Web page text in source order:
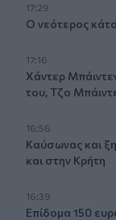
17:29
Ο νεότερος
17:16
Χάντερ
του, Τζο
16:56
Καύσωνας και
και στην Κρήτη
16:39
Επίδομα 150